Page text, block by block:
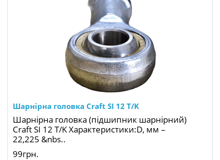
Шарнірна головка Craft SI 12 T/K
Шарнірна головка (підшипник шарнірний)
Craft SI 12 T/K Характеристики:D, мм –
22,225 &nbs..
99грн.